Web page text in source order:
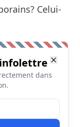
Celui-
dans